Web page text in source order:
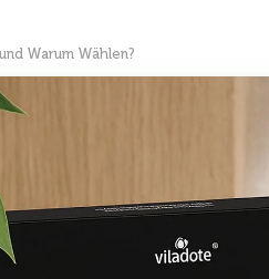
Warum Wählen?